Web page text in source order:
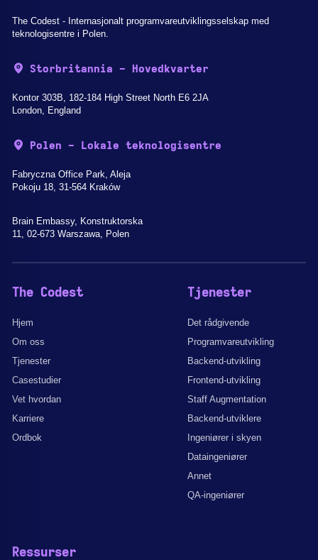
The Codest - Internasjonalt programvareutviklingsselskap med
teknologisentre i Polen.
Storbritannia - Hovedkvarter
Kontor 303B, 182-184 High Street North E6 2JA
London, England
Polen - Lokale teknologisentre
Fabryczna Office Park, Aleja
Pokoju 18, 31-564 Kraków
Brain Embassy, Konstruktorska
11, 02-673 Warszawa, Polen
The Codest
Hjem
Om oss
Tjenester
Casestudier
Vet hvordan
Karriere
Ordbok
Tjenester
Det rådgivende
Programvareutvikling
Backend-utvikling
Frontend-utvikling
Staff Augmentation
Backend-utviklere
Ingeniører i skyen
Dataingeniører
Annet
QA-ingeniører
Ressurser